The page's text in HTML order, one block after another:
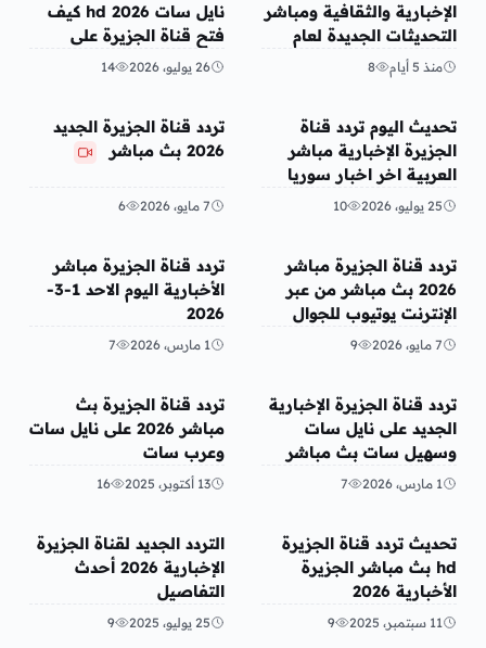
الإخبارية والثقافية ومباشر
التحديثات الجديدة لعام
2026
منذ 5 أيام 8
نايل سات 2026 hd كيف
فتح قناة الجزيرة على
الجوال بث مباشر
26 يوليو، 2026 14
تريندات
تحديث اليوم تردد قناة
الجزيرة الإخبارية مباشر
العربية اخر اخبار سوريا
25 يوليو، 2026 10
منوعات
تردد قناة الجزيرة الجديد
2026 بث مباشر
7 مايو، 2026 6
منوعات
تردد قناة الجزيرة مباشر
2026 بث مباشر من عبر
الإنترنت يوتيوب للجوال
ضربات إيران على إسرائيل
7 مايو، 2026 9
تريندات
تردد قناة الجزيرة مباشر
الأخبارية اليوم الاحد 1-3-
2026
1 مارس، 2026 7
تريندات
تردد قناة الجزيرة الإخبارية
الجديد على نايل سات
وسهيل سات بث مباشر
بعد تشوش التردد القدم
1 مارس، 2026 7
منوعات
تردد قناة الجزيرة بث
مباشر 2026 على نايل سات
وعرب سات
13 أكتوبر، 2025 16
تريندات
تحديث تردد قناة الجزيرة
hd بث مباشر الجزيرة
الأخبارية 2026
11 سبتمبر، 2025 9
منوعات
التردد الجديد لقناة الجزيرة
الإخبارية 2026 أحدث
التفاصيل
25 يوليو، 2025 9